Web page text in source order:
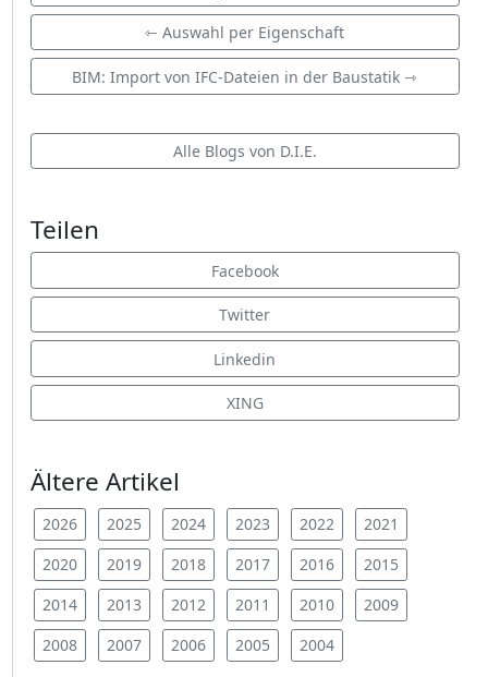
⇽ Auswahl per Eigenschaft
BIM: Import von IFC-Dateien in der Baustatik ⇾
Alle Blogs von D.I.E.
Teilen
Facebook
Twitter
Linkedin
XING
Ältere Artikel
2026 2025 2024 2023 2022
2021
2020
2019 2018 2017 2016
2015
2014
2013 2012 2011 2010
2009
2008
2007 2006 2005 2004